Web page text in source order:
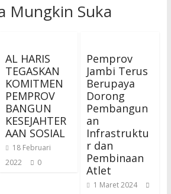
Mungkin Suka
AL HARIS
TEGASKAN
KOMITMEN
PEMPROV
BANGUN
KESEJAHTER
AAN SOSIAL
18 Februari
2022
0
Pemprov
Jambi Terus
Berupaya
Dorong
Pembangun
an
Infrastruktu
r dan
Pembinaan
Atlet
1 Maret 2024